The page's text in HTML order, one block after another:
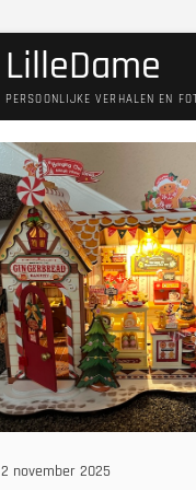
LilleDame
PERSOONLIJKE VERHALEN EN
2 november 2025